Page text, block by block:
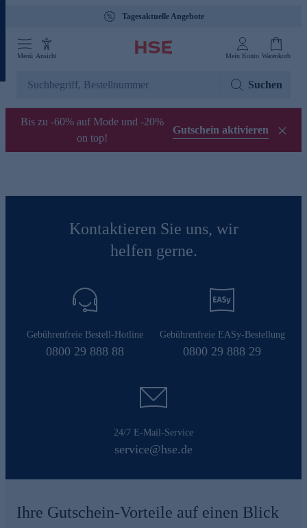
Tagesaktuelle Angebote
Menü Ansicht Mein Konto Warenkorb
Suchen
Bis zu -60% auf Mode und -20%
on top!
Gutschein aktivieren
Kontaktieren Sie uns, wir
helfen gerne.
Gebührenfreie Bestell-Hotline
0800 29 888 88
Gebührenfreie EASy-Bestellung
0800 29 888 29
24/7 E-Mail-Service
service@hse.de
Ihre Gutschein-Vorteile auf einen Blick